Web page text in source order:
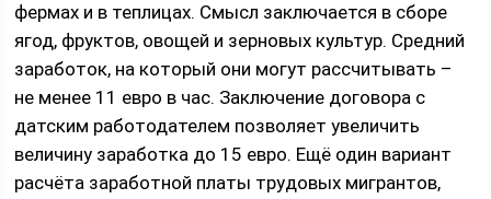
фермах и в теплицах. Смысл заключается в сборе
ягод, фруктов, овощей и зерновых культур. Средний
заработок, на который они могут рассчитывать –
не менее 11 евро в час. Заключение договора с
датским работодателем позволяет увеличить
величину заработка до 15 евро. Ещё один вариант
расчёта заработной платы трудовых мигрантов,